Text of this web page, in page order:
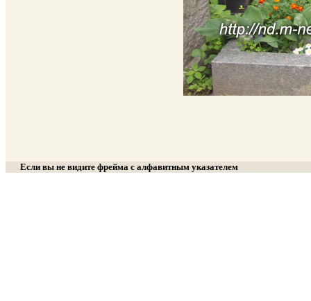
Если вы не видите фрейма с алфавитным указателем